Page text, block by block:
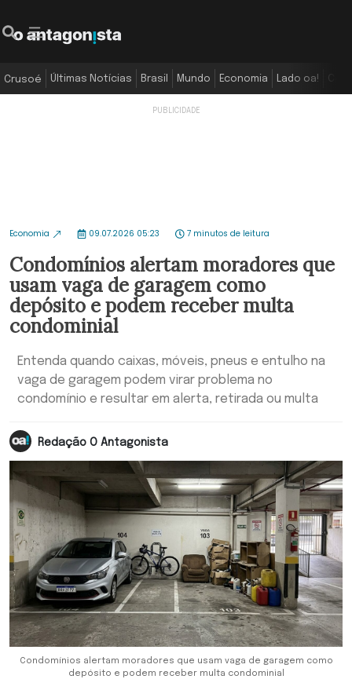
Crusoé Últimas Notícias Brasil Mundo Economia Lado oa!
Economia 09.07.2026 05:23 7 minutos de leitura
Condomínios alertam moradores que
usam vaga de garagem como
depósito e podem receber multa
condominial
Entenda quando caixas, móveis, pneus e entulho na
vaga de garagem podem virar problema no
condomínio e resultar em alerta, retirada ou multa
Redação O Antagonista
Condomínios alertam moradores que usam vaga de garagem como
depósito e podem receber multa condominial